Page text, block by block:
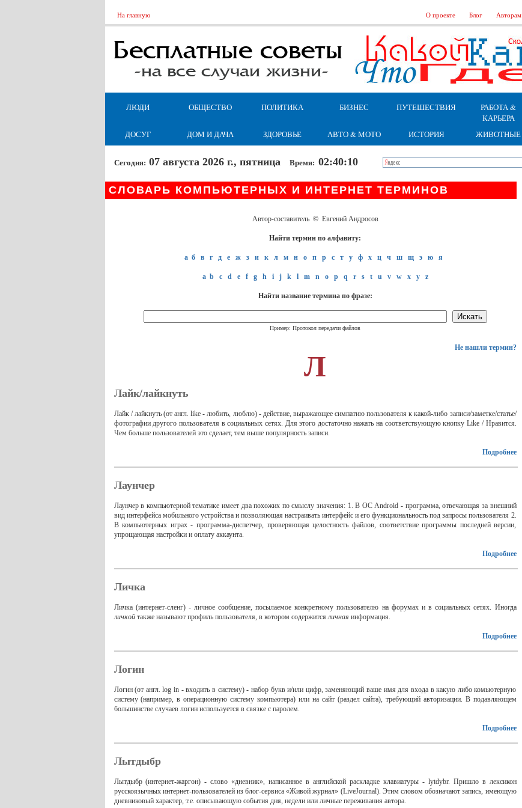
На главную О проекте Блог Авторам
ЛЮДИ ОБЩЕСТВО ПОЛИТИКА БИЗНЕС ПУТЕШЕСТВИЯ
РАБОТА &
КАРЬЕРА
ДОСУГ
ДОМ И ДАЧА ЗДОРОВЬЕ АВТО & МОТО ИСТОРИЯ ЖИВОТНЫЕ
Сегодня: 07 августа 2026 г., пятница Время: 02:40:11
СЛОВАРЬ КОМПЬЮТЕРНЫХ И ИНТЕРНЕТ ТЕРМИНОВ
Автор-составитель ©Евгений Андросов
Найти термин по алфавиту:
а б в г д е ж з и к л м н о п р с т у ф х ц ч ш щ э ю я
a b c d e f g h i j k l m n o p q r s t u v w x y z
Найти название термина по фразе:
Пример: Протокол передачи файлов
Не нашли термин?
Л
Лайк/лайкнуть
Лайк / лайкнуть (от англ. like - любить, люблю) - действие, выражающее симпатию пользователя к какой-либо записи/заметке/статье/
фотографии другого пользователя в социальных сетях. Для этого достаточно нажать на соответствующую кнопку Like / Нравится.
Чем больше пользователей это сделает, тем выше популярность записи.
Подробнее
Лаунчер
Лаунчер в компьютерной тематике имеет два похожих по смыслу значения: 1. В ОС Android - программа, отвечающая за внешний
вид интерфейса мобильного устройства и позволяющая настраивать интерфейс и его функциональность под запросы пользователя 2.
В компьютерных играх - программа-диспетчер, проверяющая целостность файлов, соответствие программы последней версии,
упрощающая настройки и оплату аккаунта.
Подробнее
Личка
Личка (интернет-сленг) - личное сообщение, посылаемое конкретному пользователю на форумах и в социальных сетях. Иногда
личкойтакже называют профиль пользователя, в котором содержитсяличная информация.
Подробнее
Логин
Логин (от англ. log in - входить в систему) - набор букв и/или цифр, заменяющий ваше имя для входа в какую либо комьютерную
систему (например, в операционную систему компьютера) или на сайт (раздел сайта), требующий авторизации. В подавляющем
большинстве случаев логин используется в связке с паролем.
Подробнее
Лытдыбр
Лытдыбр (интернет-жаргон) - слово «дневник», написанное в английской раскладке клавиатуры - lytdybr. Пришло в лексикон
русскоязычных интернет-пользователей из блог-сервиса «Живой журнал» (LiveJournal). Этим словом обозначают запись, имеющую
дневниковый характер, т.е. описывающую события дня, недели или личные переживания автора.